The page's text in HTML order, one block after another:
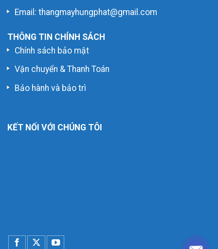
Email: thangmayhungphat@gmail.com
THÔNG TIN CHÍNH SÁCH
Chính sách bảo mật
Vận chuyển & Thanh Toán
Bảo hành và bảo trì
KẾT NỐI VỚI CHÚNG TÔI